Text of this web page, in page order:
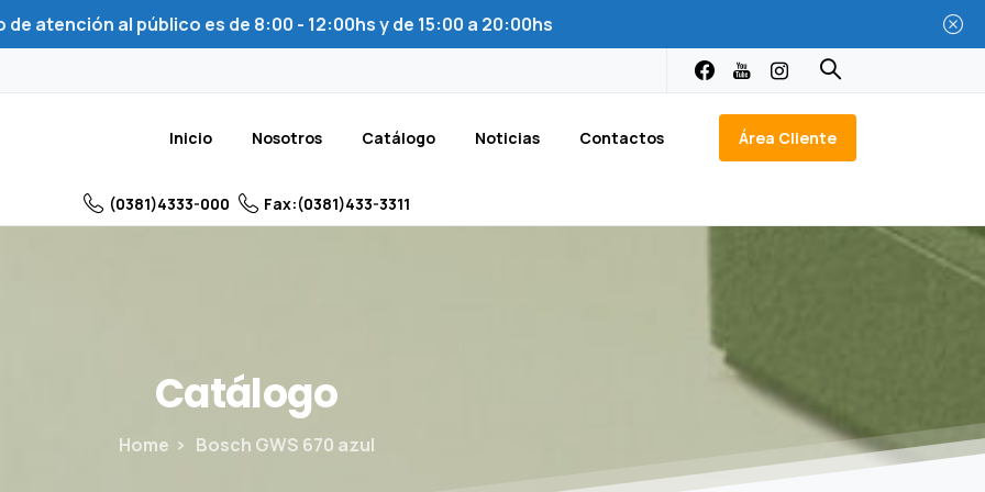
de atención al público es de 8:00 - 12:00hs y de 15:00 a 20:00hs
Inicio Nosotros Catálogo Noticias Contactos Área Cliente
(0381)4333-000 Fax:(0381)433-3311
Catálogo
Home Bosch GWS 670 azul